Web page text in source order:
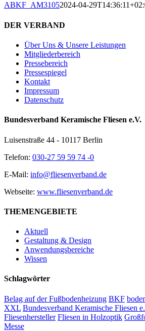
ABKF_AM31052024-04-
DER VERBAND
Über Uns & Unsere Leistungen
Mitgliederbereich
Pressebereich
Pressespiegel
Kontakt
Impressum
Datenschutz
Bundesverband Keramische Fliesen e.V.
Luisenstraße 44 - 10117 Berlin
Telefon: 030-27 59 59 74 -0
E-Mail: info@fliesenverband.de
Webseite: www.fliesenverband.de
THEMENGEBIETE
Aktuell
Gestaltung & Design
Anwendungsbereiche
Wissen
Schlagwörter
Belag auf der Fußbodenheizung BKF
XXL Bundesverband Keramische Fliesen
Fliesenhersteller Fliesen in Holzoptik
Messe